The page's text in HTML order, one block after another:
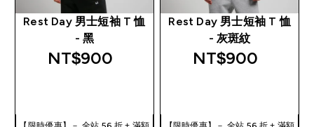
Rest Day 男士短袖 T 恤
- 黑
NT$900‎
Rest Day 男士短袖 T 恤
- 灰斑紋
NT$900‎